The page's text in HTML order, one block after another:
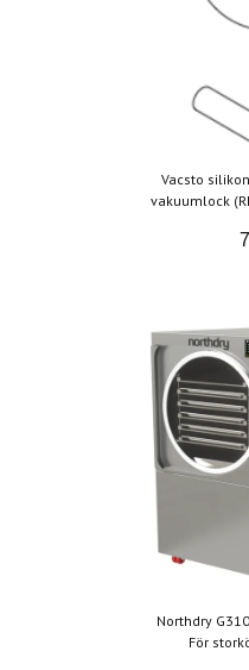
Vacsto
vakuumlock
Northdry
För